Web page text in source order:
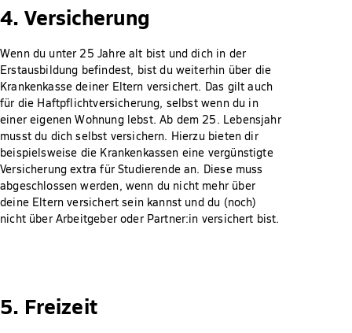
4. Versicherung
Wenn du unter 25 Jahre alt bist und dich in der
Erstausbildung befindest, bist du weiterhin über die
Krankenkasse deiner Eltern versichert. Das gilt auch
für die Haftpflichtversicherung, selbst wenn du in
einer eigenen Wohnung lebst. Ab dem 25. Lebensjahr
musst du dich selbst versichern. Hierzu bieten dir
beispielsweise die Krankenkassen eine vergünstigte
Versicherung extra für Studierende an. Diese muss
abgeschlossen werden, wenn du nicht mehr über
deine Eltern versichert sein kannst und du (noch)
nicht über Arbeitgeber oder Partner:in versichert bist.
5. Freizeit